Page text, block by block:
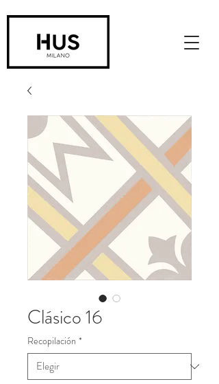
Clásico 16
Recopilación *